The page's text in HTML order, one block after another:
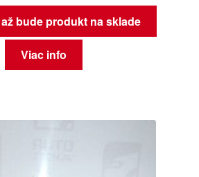
bude produkt na sklade
Viac info